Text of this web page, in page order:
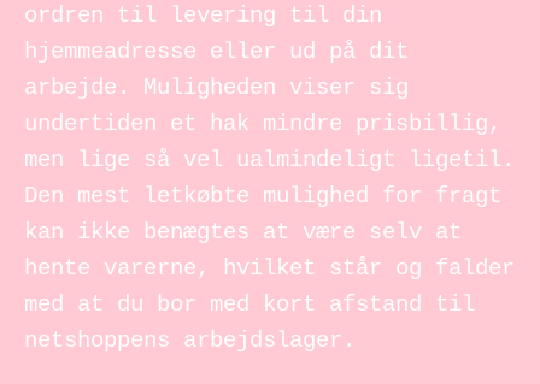
ordren til levering til din
hjemmeadresse eller ud på dit
arbejde. Muligheden viser sig
undertiden et hak mindre prisbillig,
men lige så vel ualmindeligt ligetil.
Den mest letkøbte mulighed for fragt
kan ikke benægtes at være selv at
hente varerne, hvilket står og falder
med at du bor med kort afstand til
netshoppens arbejdslager.